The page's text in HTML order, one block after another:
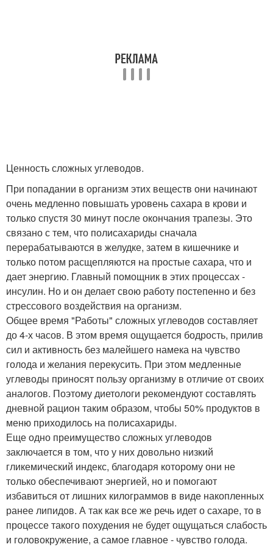
Ценность сложных углеводов.
При попадании в организм этих веществ они начинают
очень медленно повышать уровень сахара в крови и
только спустя 30 минут после окончания трапезы. Это
связано с тем, что полисахариды сначала
перерабатываются в желудке, затем в кишечнике и
только потом расщепляются на простые сахара, что и
дает энергию. Главный помощник в этих процессах -
инсулин. Но и он делает свою работу постепенно и без
стрессового воздействия на организм.
Общее время "Работы" сложных углеводов составляет
до 4-х часов. В этом время ощущается бодрость, прилив
сил и активность без малейшего намека на чувство
голода и желания перекусить. При этом медленные
углеводы приносят пользу организму в отличие от своих
аналогов. Поэтому диетологи рекомендуют составлять
дневной рацион таким образом, чтобы 50% продуктов в
меню приходилось на полисахариды.
Еще одно преимущество сложных углеводов
заключается в том, что у них довольно низкий
гликемический индекс, благодаря которому они не
только обеспечивают энергией, но и помогают
избавиться от лишних килограммов в виде накопленных
ранее липидов. А так как все же речь идет о сахаре, то в
процессе такого похудения не будет ощущаться слабость
и головокружение, а самое главное - чувство голода.